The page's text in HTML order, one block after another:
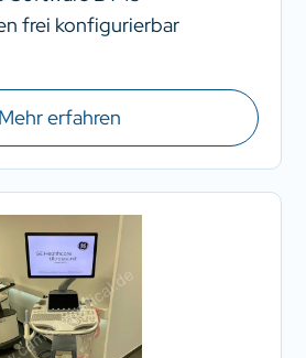
frei konfigurierbar
Mehr erfahren